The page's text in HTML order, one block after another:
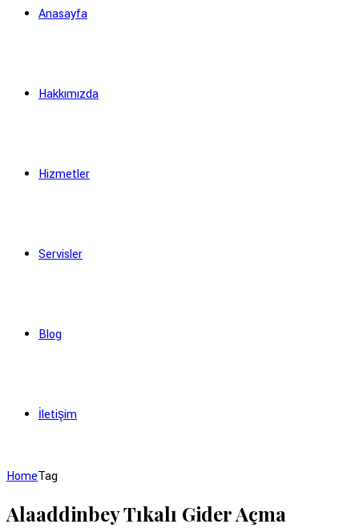
Anasayfa
Hakkımızda
Hizmetler
Servisler
Blog
İletişim
HomeTag
Alaaddinbey Tıkalı Gider Açma